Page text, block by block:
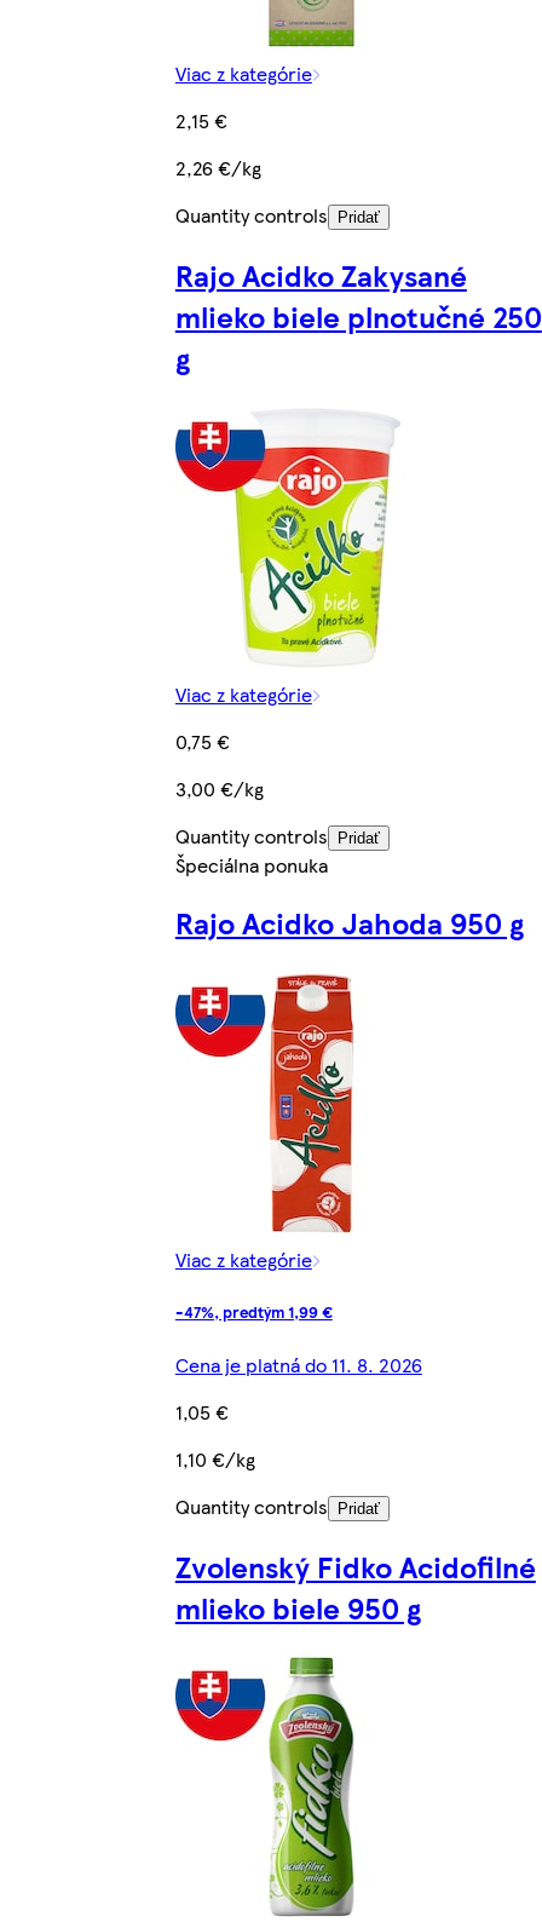
Viac z kategórie
2,15 €
2,26 €/kg
Quantity controls
Pridať
Rajo Acidko Zakysané
mlieko biele plnotučné 250
g
Viac z kategórie
0,75 €
3,00 €/kg
Quantity controls
Pridať
Špeciálna ponuka
Rajo Acidko Jahoda 950 g
Viac z kategórie
-47%, predtým 1,99 €
Cena je platná do 11. 8. 2026
1,05 €
1,10 €/kg
Quantity controls
Pridať
Zvolenský Fidko Acidofilné
mlieko biele 950 g